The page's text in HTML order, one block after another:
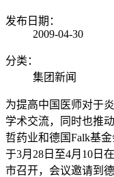
发布日期：
2009-04-30
分类：
集团新闻
为提高中国医师对于
学术交流，同时也推
哲药业和德国Falk基
于3月28日至4月10日
市召开，会议邀请到